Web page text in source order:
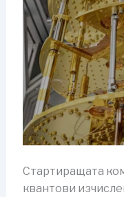
Стартиращата
квантови